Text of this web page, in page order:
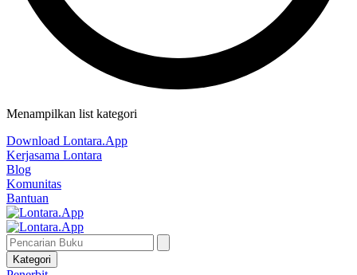
Menampilkan list kategori
Download Lontara.App
Kerjasama Lontara
Blog
Komunitas
Bantuan
Kategori